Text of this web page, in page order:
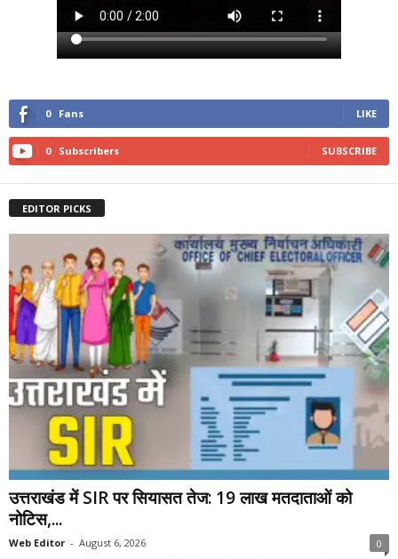
0 Fans LIKE
0 Subscribers SUBSCRIBE
EDITOR PICKS
उत्तराखंड में SIR पर सियासत तेज: 19 लाख मतदाताओं को
नोटिस,...
Web Editor - August 6, 2026 0